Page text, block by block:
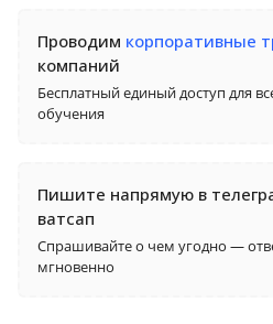
Проводим корпоративные
компаний
Бесплатный единый доступ для
обучения
Пишите напрямую в
ватсап
Спрашивайте о чем угодно —
мгновенно